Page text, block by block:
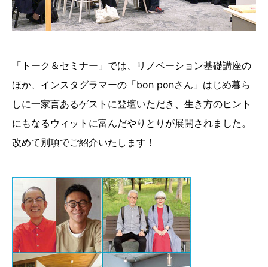
「トーク＆セミナー」では、リノベーション基礎講座の
ほか、インスタグラマーの「bon ponさん」はじめ暮ら
しに一家言あるゲストに登壇いただき、生き方のヒント
にもなるウィットに富んだやりとりが展開されました。
改めて別項でご紹介いたします！